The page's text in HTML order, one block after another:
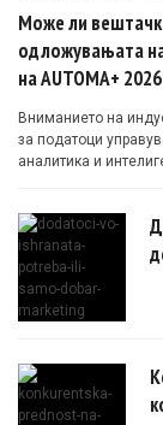
Може ли
одложувањата
на AUTOMA+ 2026
Вниманието на
за податоци
аналитика и